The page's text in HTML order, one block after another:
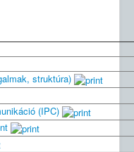
struktúra)
(IPC)